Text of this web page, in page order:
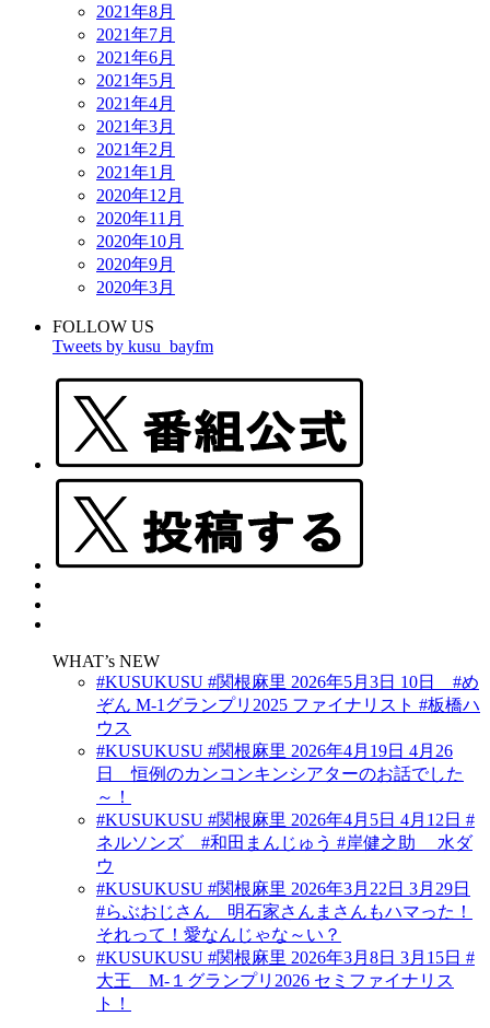
2021年8月
2021年7月
2021年6月
2021年5月
2021年4月
2021年3月
2021年2月
2021年1月
2020年12月
2020年11月
2020年10月
2020年9月
2020年3月
FOLLOW US
Tweets by kusu_bayfm
WHAT’s NEW
#KUSUKUSU #関根麻里 2026年5月3日 10日 #め
ぞん M-1グランプリ2025 ファイナリスト #板橋ハ
ウス
#KUSUKUSU #関根麻里 2026年4月19日 4月26
日 恒例のカンコンキンシアターのお話でした
～！
#KUSUKUSU #関根麻里 2026年4月5日 4月12日 #
ネルソンズ #和田まんじゅう #岸健之助 水ダ
ウ
#KUSUKUSU #関根麻里 2026年3月22日 3月29日
#らぶおじさん 明石家さんまさんもハマった！
それって！愛なんじゃな～い？
#KUSUKUSU #関根麻里 2026年3月8日 3月15日 #
大王 M-１グランプリ2026 セミファイナリス
ト！